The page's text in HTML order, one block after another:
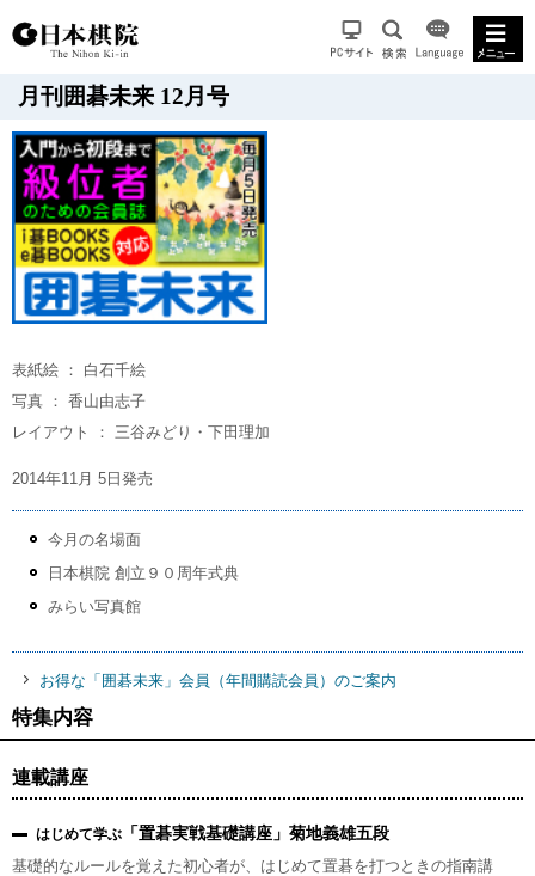
月刊囲碁未来 12月号
表紙絵 ： 白石千絵
写真 ： 香山由志子
レイアウト ： 三谷みどり・下田理加
2014年11月 5日発売
今月の名場面
日本棋院 創立９０周年式典
みらい写真館
お得な「囲碁未来」会員（年間購読会員）のご案内
特集内容
連載講座
はじめて学ぶ 「置碁実戦基礎講座」菊地義雄五段
基礎的なルールを覚えた初心者が、はじめて置碁を打つときの指南講